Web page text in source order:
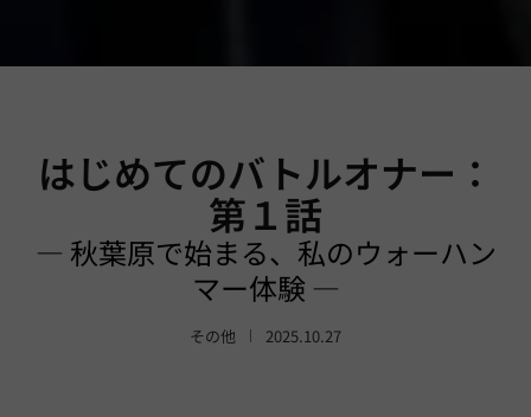
はじめてのバトルオナー：
第１話
― 秋葉原で始まる、私のウォーハン
マー体験 ―
その他 2025.10.27